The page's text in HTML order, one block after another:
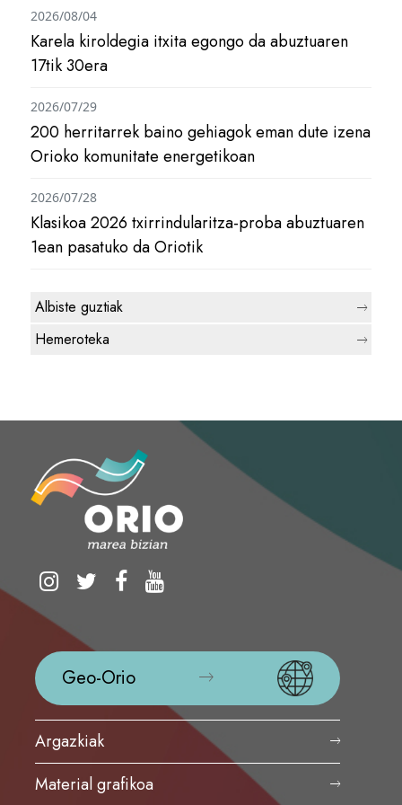
Karela kiroldegia itxita egongo da abuztuaren
17tik 30era
2026/08/04
200 herritarrek baino gehiagok eman dute izena
Orioko komunitate energetikoan
2026/07/29
Klasikoa 2026 txirrindularitza-proba abuztuaren
1ean pasatuko da Oriotik
2026/07/28
Albiste guztiak
Hemeroteka
Geo-Orio
Argazkiak
Material grafikoa